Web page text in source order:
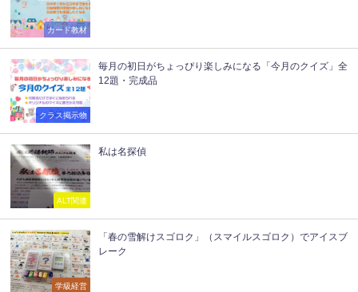
カード教材
クラス掲示物
毎月の初日がちょっぴり楽しみになる「今月のクイズ」全
12題・完成品
ALT関連
私は名探偵
学級経営
「春の雪解けスゴロク」（スマイルスゴロク）でアイスブ
レーク